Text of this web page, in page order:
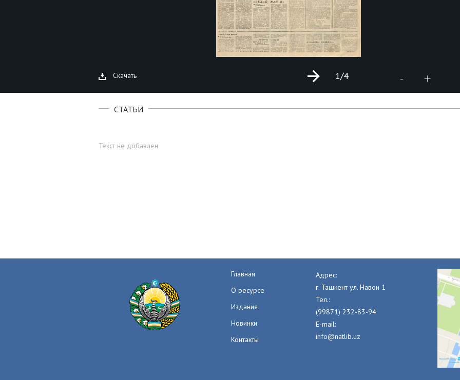
Скачать - +
1/4
СТАТЬИ
Текст не добавлен
Главная
О ресурсе
Издания
Новинки
Контакты
Адрес:
г. Ташкент ул. Навои 1
Тел.:
(99871) 232-83-94
E-mail:
info@natlib.uz